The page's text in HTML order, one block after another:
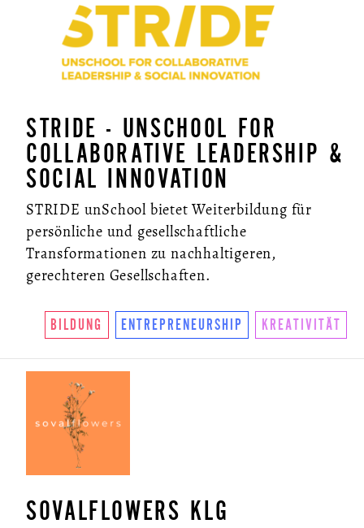
STRIDE - UNSCHOOL FOR
COLLABORATIVE LEADERSHIP &
SOCIAL INNOVATION
STRIDE unSchool bietet Weiterbildung für
persönliche und gesellschaftliche
Transformationen zu nachhaltigeren,
gerechteren Gesellschaften.
BILDUNG ENTREPRENEURSHIP KREATIVITÄT
SOVALFLOWERS KLG